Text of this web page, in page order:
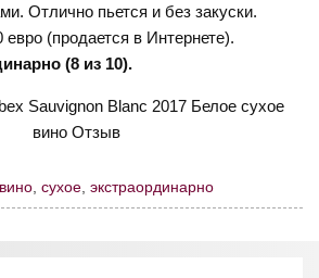
Отлично пьется и без закуски.
(продается в Интернете).
(8 из 10).
вино ,сухое ,экстраординарно